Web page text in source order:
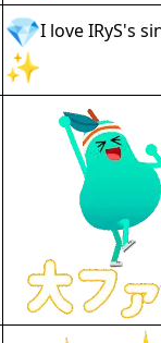
I love IRyS's